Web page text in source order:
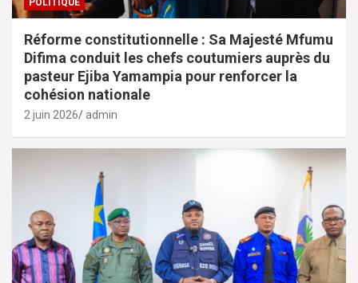
Réforme constitutionnelle : Sa Majesté Mfumu
Difima conduit les chefs coutumiers auprès du
pasteur Ejiba Yamampia pour renforcer la
cohésion nationale
2 juin 2026 admin